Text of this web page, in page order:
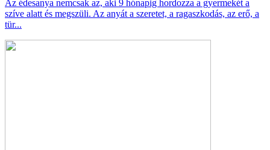
Az édesanya nemcsak az, aki 9 hónapig hordozza a gyermekét a
szíve alatt és megszüli. Az anyát a szeretet, a ragaszkodás, az erő, a
tür...